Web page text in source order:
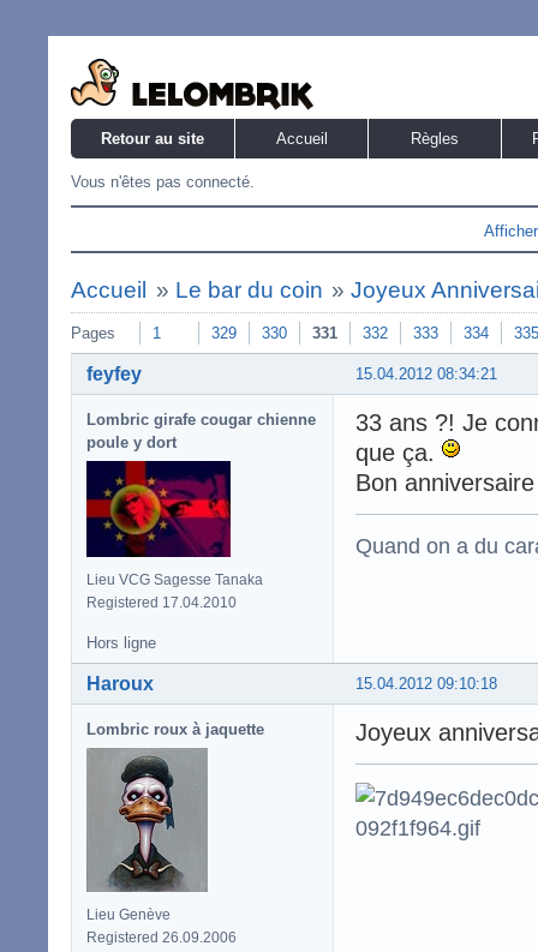
Retour au site Accueil Règles
Vous n'êtes pas connecté.
Accueil » Le bar du coin »Joyeux
Pages 1 329 330 331 332 333 334 335
15.04.2012 08:34:21
feyfey
Lombric girafe cougar chienne
poule y dort
Lieu VCG Sagesse Tanaka
Registered 17.04.2010
33 ans ?! Je
que ça.
Bon
Quand on a du
Hors ligne
15.04.2012 09:10:18
Haroux
Lombric roux à jaquette
Lieu Genève
Registered 26.09.2006
Joyeux